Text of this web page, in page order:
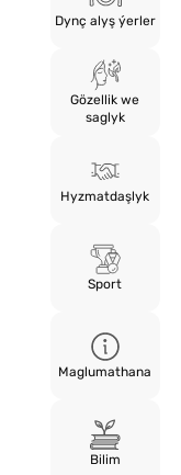
Dynç alyş ýerler
Gözellik we
saglyk
Hyzmatdaşlyk
Sport
Maglumathana
Bilim